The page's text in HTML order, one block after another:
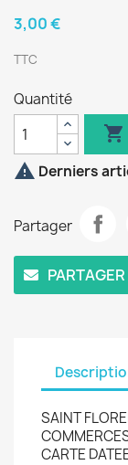
3,00 €
TTC
Quantité

 Derniers
Partager
SAINT
CARTE